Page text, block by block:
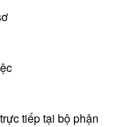
tiếp tại bộ phận